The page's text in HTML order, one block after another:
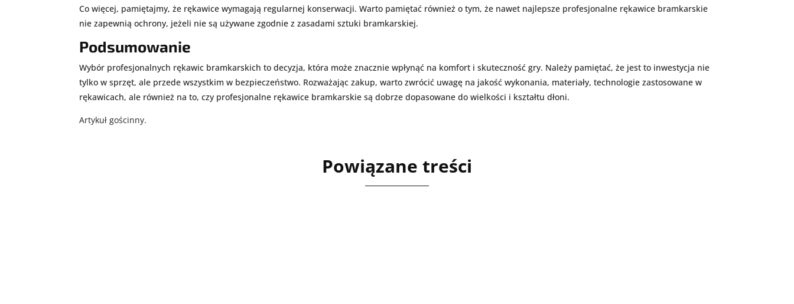
Co więcej, pamiętajmy, że rękawice wymagają regularnej konserwacji. Warto pamiętać również o tym, że nawet najlepsze profesjonalne rękawice bramkarskie
nie zapewnią ochrony, jeżeli nie są używane zgodnie z zasadami sztuki bramkarskiej.
Podsumowanie
Wybór profesjonalnych rękawic bramkarskich to decyzja, która może znacznie wpłynąć na komfort i skuteczność gry. Należy pamiętać, że jest to inwestycja nie
tylko w sprzęt, ale przede wszystkim w bezpieczeństwo. Rozważając zakup, warto zwrócić uwagę na jakość wykonania, materiały, technologie zastosowane w
rękawicach, ale również na to, czy profesjonalne rękawice bramkarskie są dobrze dopasowane do wielkości i kształtu dłoni.
Artykuł gościnny.
Powiązane treści